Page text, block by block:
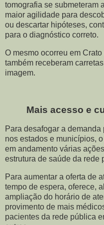
tomografia se submeteram
maior agilidade para
ou descartar hipóteses,
para o diagnóstico correto.
O mesmo ocorreu em
também receberam
imagem.
Mais acesso e
Para desafogar a
nos estados e municípios,
em andamento várias
estrutura de saúde da rede
Para aumentar a oferta de
tempo de espera, oferece,
ampliação do horário de
provimento de mais
pacientes da rede pública